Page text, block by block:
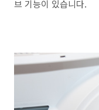
브 기능이 있습니다.